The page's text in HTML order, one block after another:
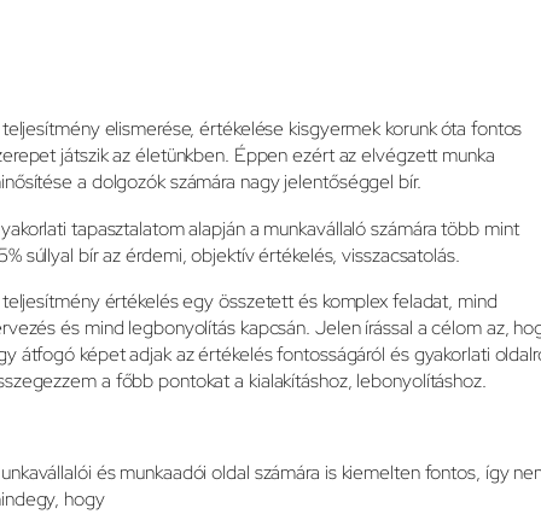
elismerése, értékelése kisgyermek korunk óta fontos
játszik az életünkben. Éppen ezért az elvégzett munka
a dolgozók számára nagy jelentőséggel bír.
tapasztalatom alapján a munkavállaló számára több mint
súllyal bír az érdemi, objektív értékelés, visszacsatolás.
értékelés egy összetett és komplex feladat, mind
és mind legbonyolítás kapcsán. Jelen írással a célom az,
átfogó képet adjak az értékelés fontosságáról és gyakorlati
a főbb pontokat a kialakításhoz, lebonyolításhoz.
és munkaadói oldal számára is kiemelten fontos, így
hogy